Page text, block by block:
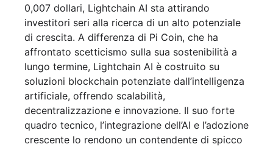
0,007 dollari, Lightchain AI sta attirando
investitori seri alla ricerca di un alto potenziale
di crescita. A differenza di Pi Coin, che ha
affrontato scetticismo sulla sua sostenibilità a
lungo termine, Lightchain AI è costruito su
soluzioni blockchain potenziate dall’intelligenza
artificiale, offrendo scalabilità,
decentralizzazione e innovazione. Il suo forte
quadro tecnico, l’integrazione dell’AI e l’adozione
crescente lo rendono un contendente di spicco